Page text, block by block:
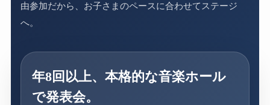
由参加だから、お子さまのペースに合わせてステージ
へ。
年8回以上、本格的な音楽ホール
で発表会。